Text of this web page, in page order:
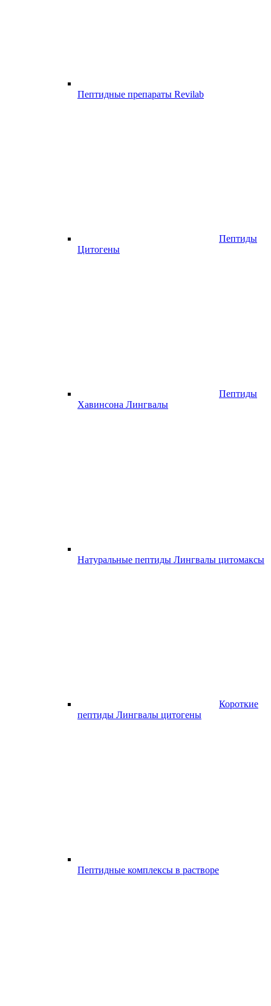
Пептидные препараты Revilab
Пептиды
Цитогены
Пептиды
Хавинсона Лингвалы
Натуральные пептиды Лингвалы цитомаксы
Короткие
пептиды Лингвалы цитогены
Пептидные комплексы в растворе